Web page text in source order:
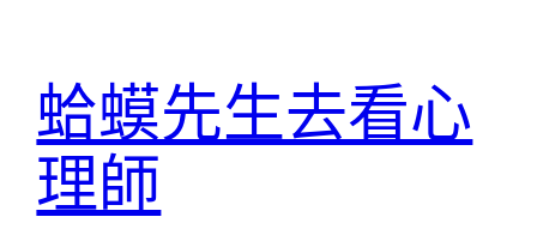
蛤蟆先生去看心
理師